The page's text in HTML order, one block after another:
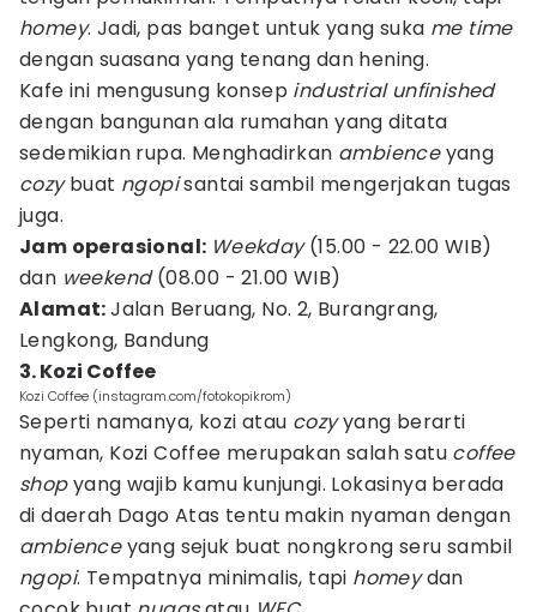
homey. Jadi, pas banget untuk yang suka me time
dengan suasana yang tenang dan hening.
Kafe ini mengusung konsep industrial unfinished
dengan bangunan ala rumahan yang ditata
sedemikian rupa. Menghadirkan ambienceyang
cozybuat ngopisantai sambil mengerjakan tugas
juga.
Jam operasional: Weekday(15.00 - 22.00 WIB)
dan weekend(08.00 - 21.00 WIB)
Alamat:Jalan Beruang, No. 2, Burangrang,
Lengkong, Bandung
3. Kozi Coffee
Kozi Coffee (instagram.com/fotokopikrom)
Seperti namanya, kozi atau cozyyang berarti
nyaman, Kozi Coffee merupakan salah satu coffee
shopyang wajib kamu kunjungi. Lokasinya berada
di daerah Dago Atas tentu makin nyaman dengan
ambienceyang sejuk buat nongkrong seru sambil
ngopi. Tempatnya minimalis, tapi homeydan